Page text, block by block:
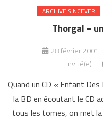
ARCHIVE SINCEVER
Thorgal –
28 février 2001
Invité(e)
Quand un CD « Enfant
la BD en écoutant le CD
tous les tomes, on met